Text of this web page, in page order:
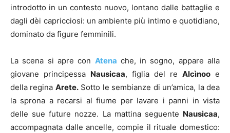
introdotto in un contesto nuovo, lontano dalle battaglie e
dagli dèi capricciosi: un ambiente più intimo e quotidiano,
dominato da figure femminili.
La scena si apre con Atena che, in sogno, appare alla
giovane principessa Nausicaa, figlia del re Alcìnoo e
della regina Arete.Sotto le sembianze di un’amica, la dea
la sprona a recarsi al fiume per lavare i panni in vista
delle sue future nozze. La mattina seguente Nausicaa,
accompagnata dalle ancelle, compie il rituale domestico: